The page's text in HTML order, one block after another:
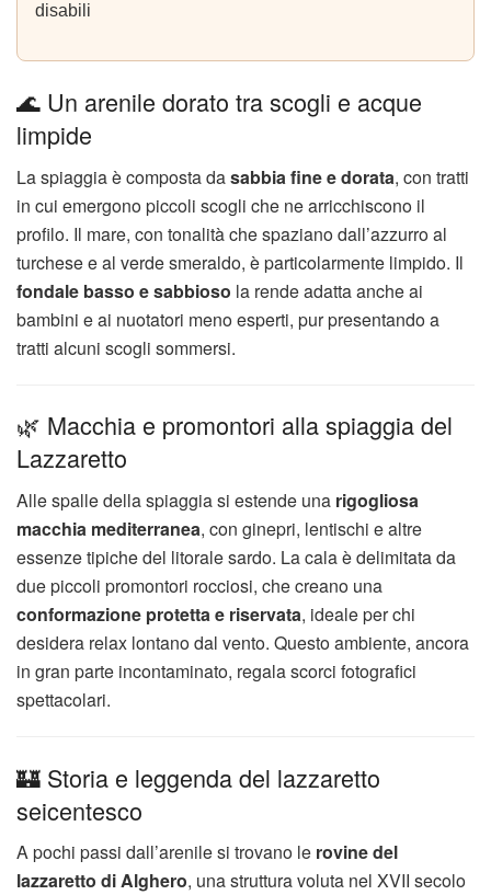
disabili
🌊 Un arenile dorato tra scogli e acque
limpide
La spiaggia è composta dasabbia fine e dorata, con tratti
in cui emergono piccoli scogli che ne arricchiscono il
profilo. Il mare, con tonalità che spaziano dall’azzurro al
turchese e al verde smeraldo, è particolarmente limpido. Il
fondale basso e sabbioso la rende adatta anche ai
bambini e ai nuotatori meno esperti, pur presentando a
tratti alcuni scogli sommersi.
🌿 Macchia e promontori alla spiaggia del
Lazzaretto
Alle spalle della spiaggia si estende una rigogliosa
macchia mediterranea, con ginepri, lentischi e altre
essenze tipiche del litorale sardo. La cala è delimitata da
due piccoli promontori rocciosi, che creano una
conformazione protetta e riservata, ideale per chi
desidera relax lontano dal vento. Questo ambiente, ancora
in gran parte incontaminato, regala scorci fotografici
spettacolari.
🏰 Storia e leggenda del lazzaretto
seicentesco
A pochi passi dall’arenile si trovano le rovine del
lazzaretto di Alghero, una struttura voluta nel XVII secolo